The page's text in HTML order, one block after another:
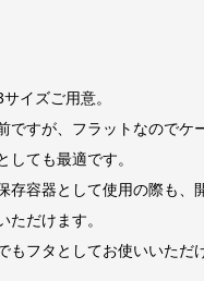
イズご用意。
ですが、フラットなのでケ
しても最適です。
存容器として使用の際も、
ただけます。
フタとしてお使いいただ